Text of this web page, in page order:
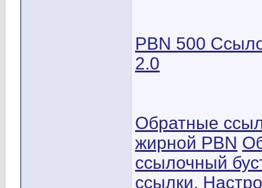
PBN 500
2.0
Обратные
жирной PBN
ссылочный
ссылки.